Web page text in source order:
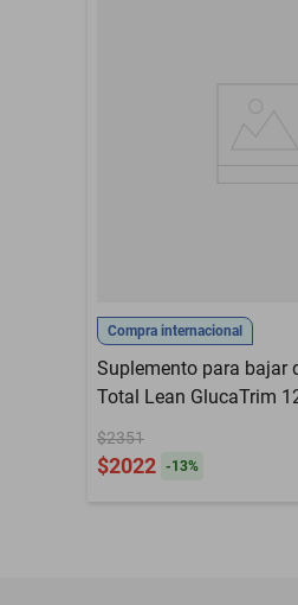
Compra internacional
Suplemento para bajar
Total Lean GlucaTrim
$2351
$2022 -13%